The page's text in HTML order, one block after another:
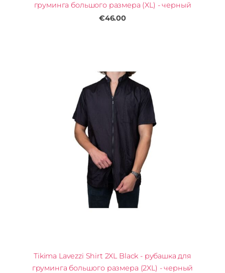
груминга большого размера (XL) - черный
€46.00
Tikima Lavezzi Shirt 2XL Black - рубашка для
груминга большого размера (2XL) - черный